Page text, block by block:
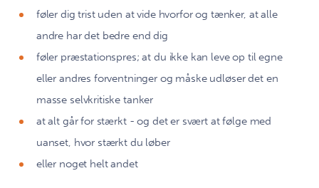
føler dig trist uden at vide hvorfor og tænker, at alle
andre har det bedre end dig
føler præstationspres; at du ikke kan leve op til egne
eller andres forventninger og måske udløser det en
masse selvkritiske tanker
at alt går for stærkt - og det er svært at følge med
uanset, hvor stærkt du løber
eller noget helt andet